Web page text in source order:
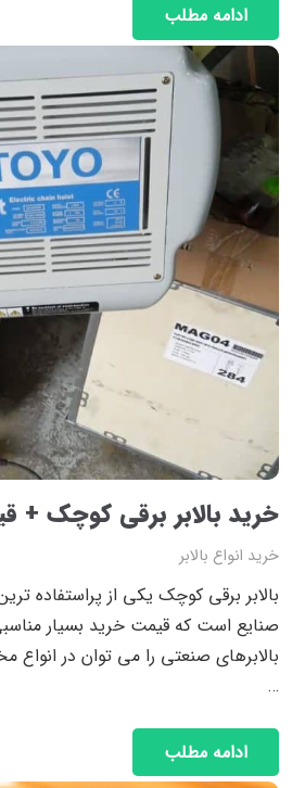
ادامه مطلب
خرید بالابر برقی کوچک +
خرید انواع بالابر
بالابر برقی کوچک یکی از پراستفاده ترین
صنایع است که قیمت خرید بسیار
بالابرهای صنعتی را می توان در انواع
…
ادامه مطلب